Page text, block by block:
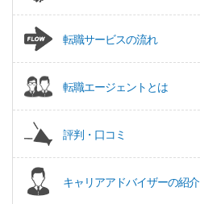
転職サービスの流れ
転職エージェントとは
評判・口コミ
キャリアアドバイザーの紹介